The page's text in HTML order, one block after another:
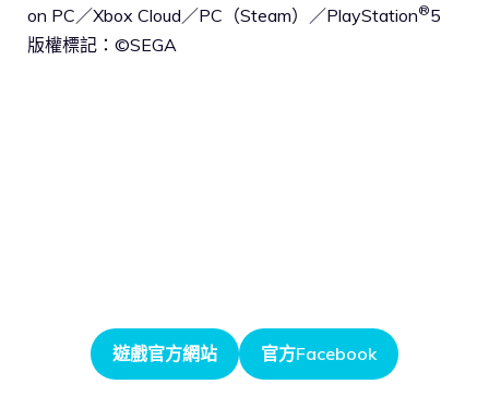
on PC／Xbox Cloud／PC（Steam）／PlayStation®5
版權標記：©SEGA
遊戲官方網站 官方Facebook